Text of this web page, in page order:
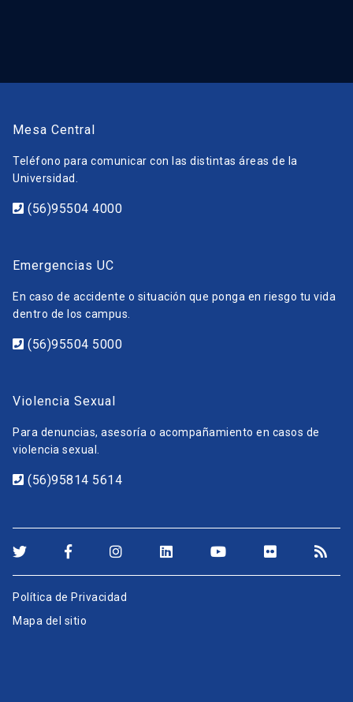
Mesa Central
Teléfono para comunicar con las distintas áreas de la
Universidad.
(56)95504 4000
Emergencias UC
En caso de accidente o situación que ponga en riesgo tu vida
dentro de los campus.
(56)95504 5000
Violencia Sexual
Para denuncias, asesoría o acompañamiento en casos de
violencia sexual.
(56)95814 5614
Política de Privacidad
Mapa del sitio